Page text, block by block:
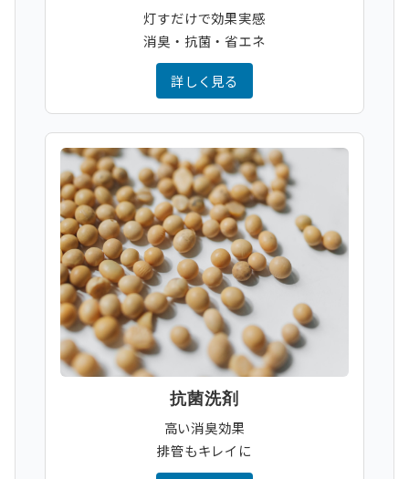
灯すだけで効果実感
消臭・抗菌・省エネ
詳しく見る
抗菌洗剤
高い消臭効果
排管もキレイに